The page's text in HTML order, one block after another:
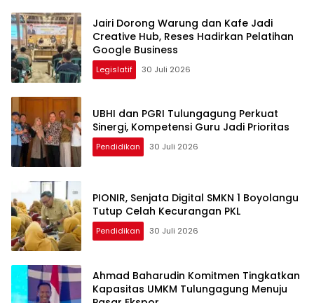
Jairi Dorong Warung dan Kafe Jadi
Creative Hub, Reses Hadirkan Pelatihan
Google Business
Legislatif 30 Juli 2026
UBHI dan PGRI Tulungagung Perkuat
Sinergi, Kompetensi Guru Jadi Prioritas
Pendidikan 30 Juli 2026
PIONIR, Senjata Digital SMKN 1 Boyolangu
Tutup Celah Kecurangan PKL
Pendidikan 30 Juli 2026
Ahmad Baharudin Komitmen Tingkatkan
Kapasitas UMKM Tulungagung Menuju